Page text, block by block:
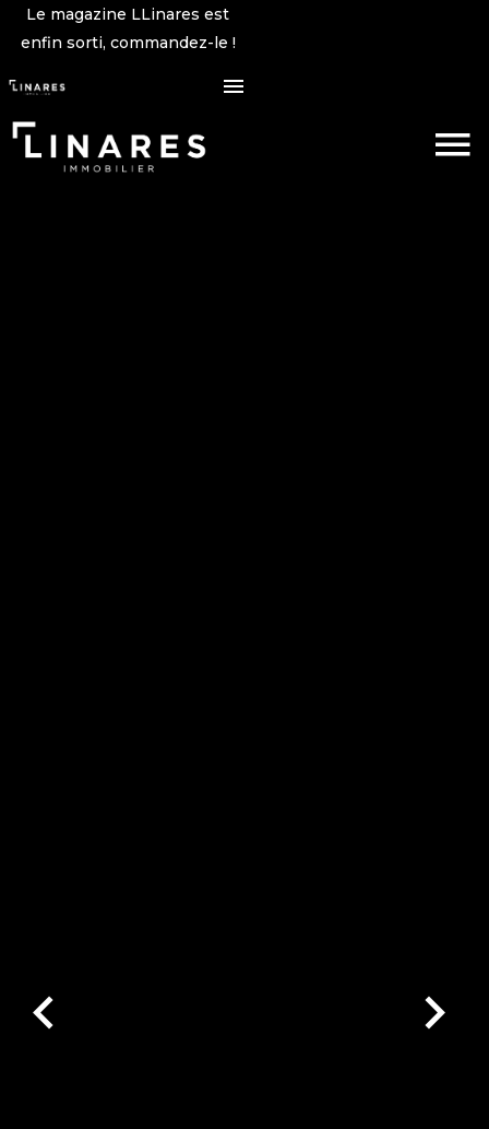
Le magazine LLinares est
enfin sorti, commandez-le !